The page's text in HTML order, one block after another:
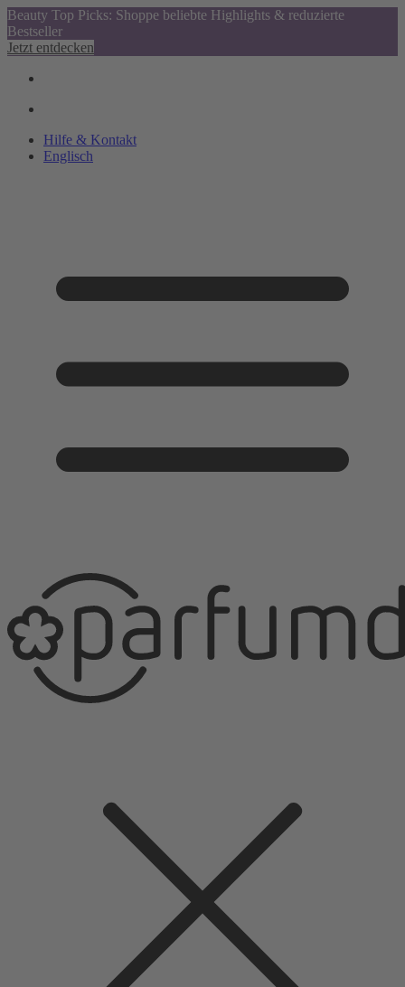
Beauty Top Picks: Shoppe beliebte Highlights & reduzierte
Bestseller
Jetzt entdecken
Hilfe & Kontakt
Englisch